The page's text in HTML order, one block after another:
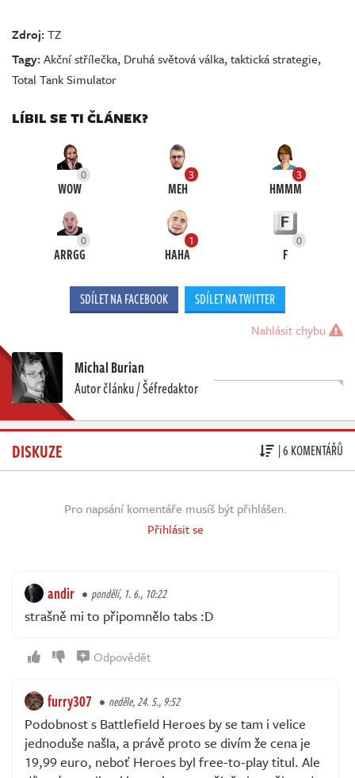
Zdroj:TZ
Tagy:Akční střílečka, Druhá světová válka,taktická strategie,
Total Tank Simulator
LÍBIL SE TI ČLÁNEK?
0
WOW
3
MEH
3
HMMM
0
ARRGG
1
HAHA
0
F
SDÍLET NA FACEBOOK SDÍLET NA TWITTER
Nahlásit chybu
Michal Burian
Autor článku / Šéfredaktor
DISKUZE | 6 KOMENTÁŘŮ
Pro napsání komentáře musíš být přihlášen.
Přihlásit se
andir pondělí, 1. 6., 10:22
strašně mi to připomnělo tabs :D
Odpovědět
furry307 neděle, 24. 5., 9:52
Podobnost s Battlefield Heroes by se tam i velice
jednoduše našla, a právě proto se divím že cena je
19,99 euro, neboť Heroes byl free-to-play titul. Ale